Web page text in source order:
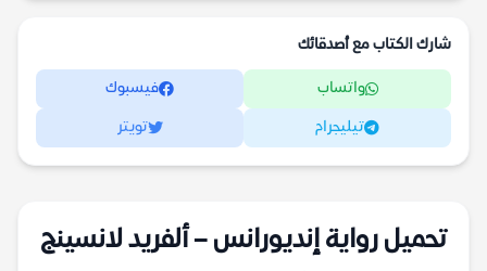
شارك الكتاب مع أصدقائك
واتساب فيسبوك
تيليجرام تويتر
تحميل رواية إنديورانس – ألفريد لانسينج